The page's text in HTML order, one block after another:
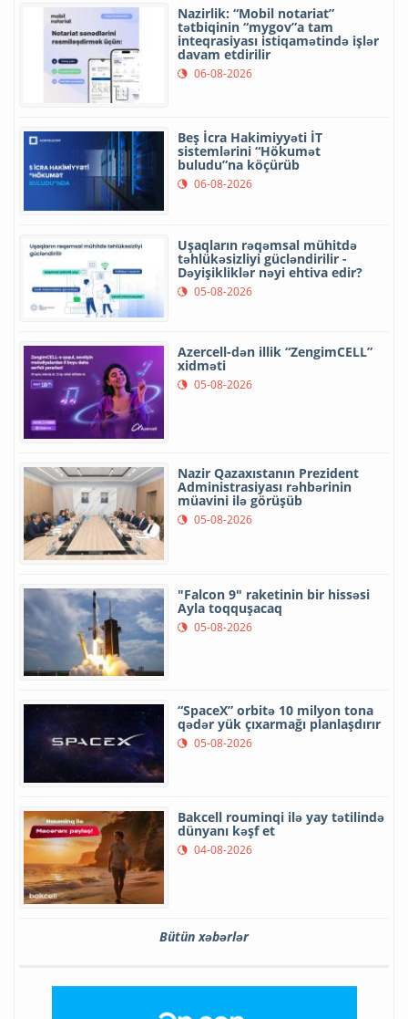
Nazirlik: “Mobil notariat”
tətbiqinin “mygov”a tam
inteqrasiyası istiqamətində işlər
davam etdirilir
06-08-2026
Beş İcra Hakimiyyəti İT
sistemlərini “Hökumət
buludu”na köçürüb
06-08-2026
Uşaqların rəqəmsal mühitdə
təhlükəsizliyi gücləndirilir -
Dəyişikliklər nəyi ehtiva edir?
05-08-2026
Azercell-dən illik “ZengimCELL”
xidməti
05-08-2026
Nazir Qazaxıstanın Prezident
Administrasiyası rəhbərinin
müavini ilə görüşüb
05-08-2026
"Falcon 9" raketinin bir hissəsi
Ayla toqquşacaq
05-08-2026
“SpaceX” orbitə 10 milyon tona
qədər yük çıxarmağı planlaşdırır
05-08-2026
Bakcell rouminqi ilə yay tətilində
dünyanı kəşf et
04-08-2026
Bütün xəbərlər